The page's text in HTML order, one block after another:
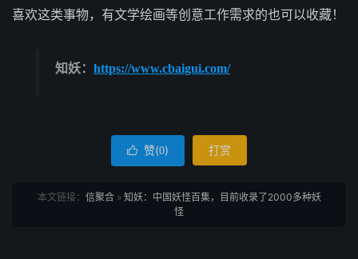
喜欢这类事物，有文学绘画等创意工作需求的也可以收藏！
知妖： https://www.cbaigui.com/
 赞(0) 打赏
本文链接： 信聚合» 知妖：中国妖怪百集，目前收录了2000多种妖
怪